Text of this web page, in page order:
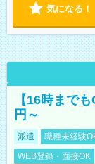
気になる！
【16時まで
円～
派遣 職種未経験
WEB登録・面接OK